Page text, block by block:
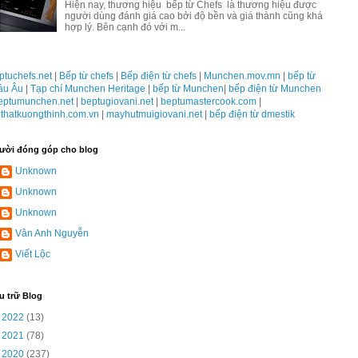
Hiện nay, thương hiệu bếp từ Chefs là thương hiệu được
người dùng đánh giá cao bởi độ bền và giá thành cũng khá
hợp lý. Bên cạnh đó với m...
| Bếp từ chefs | Bếp điện từ chefs | Munchen.mov.mn | bếp từ
Âu | Tạp chí Munchen Heritage | bếp từ Munchen| bếp điện từ Munchen
| beptugiovani.net| beptumastercook.com |
| mayhutmuigiovani.net| bếp điện từ dmestik
đóng góp cho blog
Unknown
Unknown
Unknown
Vân Anh Nguyễn
Viết Lộc
trữ Blog
2022 (13)
2021 (78)
2020 (237)